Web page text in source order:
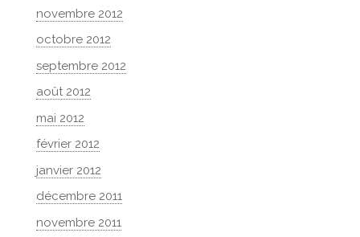
novembre 2012
octobre 2012
septembre 2012
août 2012
mai 2012
février 2012
janvier 2012
décembre 2011
novembre 2011